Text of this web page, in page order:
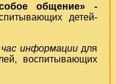
общение» -
детей-
час информации для
воспитывающих